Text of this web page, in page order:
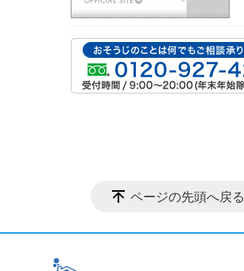
ページの先頭へ戻る